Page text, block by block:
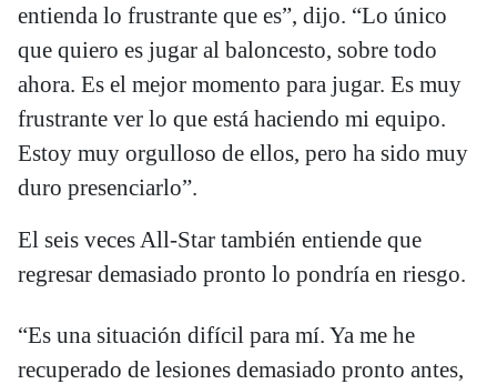
entienda lo frustrante que es”, dijo. “Lo único
que quiero es jugar al baloncesto, sobre todo
ahora. Es el mejor momento para jugar. Es muy
frustrante ver lo que está haciendo mi equipo.
Estoy muy orgulloso de ellos, pero ha sido muy
duro presenciarlo”.
El seis veces All-Star también entiende que
regresar demasiado pronto lo pondría en riesgo.
“Es una situación difícil para mí. Ya me he
recuperado de lesiones demasiado pronto antes,